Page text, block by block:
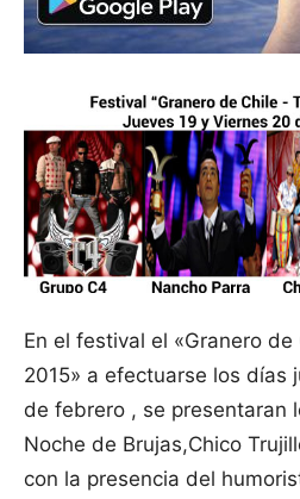
En el festival el «Granero
2015» a efectuarse los días
de febrero , se presentaran
Noche de Brujas,Chico
con la presencia del